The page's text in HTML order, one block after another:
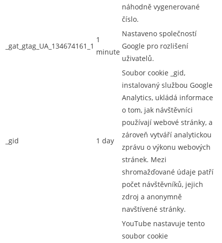
náhodně vygenerované
číslo.
_gat_gtag_UA_134674161_1
1
minute
Nastaveno společností
Google pro rozlišení
uživatelů.
_gid 1 day
Soubor cookie _gid,
instalovaný službou Google
Analytics, ukládá informace
o tom, jak návštěvníci
používají webové stránky, a
zároveň vytváří analytickou
zprávu o výkonu webových
stránek. Mezi
shromažďované údaje patří
počet návštěvníků, jejich
zdroj a anonymně
navštívené stránky.
YouTube nastavuje tento
soubor cookie